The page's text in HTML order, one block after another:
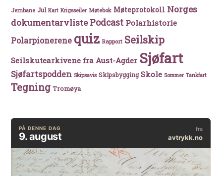
Jernbane Jul Kart Krigsseiler Møtebok Møteprotokoll Norges
dokumentarvlistePodcast Polarhistorie
Polarpionerene quiz Rapport Seilskip
Seilskutearkivene fra Aust-Agder Sjøfart
Sjøfartspodden Skipsavis Skipsbygging Skole Sommer Tankfart
Tegning Tromøya